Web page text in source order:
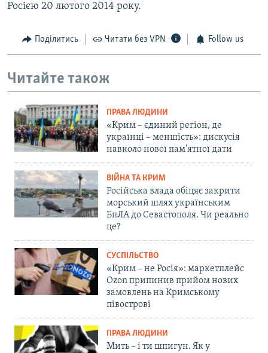
Росією 20 лютого 2014 року.
Поділитись Читати без VPN Follow us
Читайте також
ПРАВА ЛЮДИНИ
«Крим – єдиний регіон, де
українці – меншість»: дискусія
навколо нової пам'ятної дати
ВІЙНА ТА КРИМ
Російська влада обіцяє закрити
морський шлях українським
БпЛА до Севастополя. Чи реально
це?
СУСПІЛЬСТВО
«Крим – не Росія»: маркетплейс
Ozon припинив прийом нових
замовлень на Кримському
півострові
ПРАВА ЛЮДИНИ
Мить – і ти шпигун. Як у